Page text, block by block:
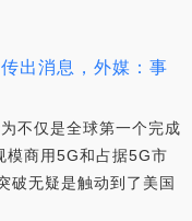
出消息，外媒：事
不仅是全球第一个完成
模商用5G和占据5G市
破无疑是触动到了美国